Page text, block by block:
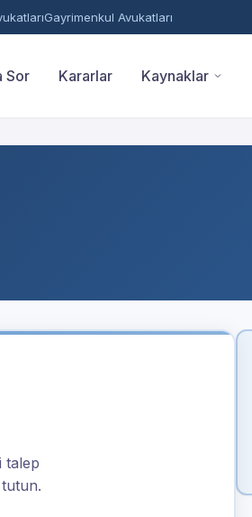
Gayrimenkul Avukatları
Sor Kararlar Kaynaklar
talep